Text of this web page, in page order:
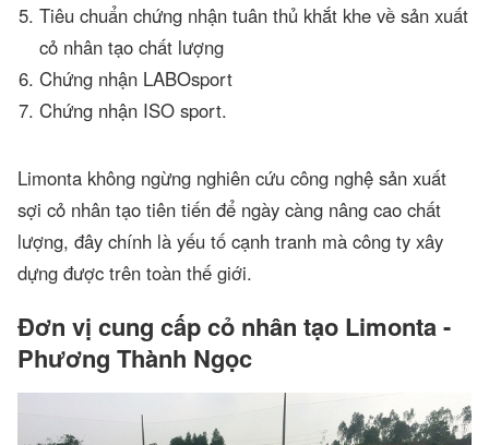
Tiêu chuẩn chứng nhận tuân thủ khắt khe về sản xuất
cỏ nhân tạo chất lượng
Chứng nhận LABOsport
Chứng nhận ISO sport.
Limonta không ngừng nghiên cứu công nghệ sản xuất
sợi cỏ nhân tạo tiên tiến để ngày càng nâng cao chất
lượng, đây chính là yếu tố cạnh tranh mà công ty xây
dựng được trên toàn thế giới.
Đơn vị cung cấp cỏ nhân tạo Limonta -
Phương Thành Ngọc